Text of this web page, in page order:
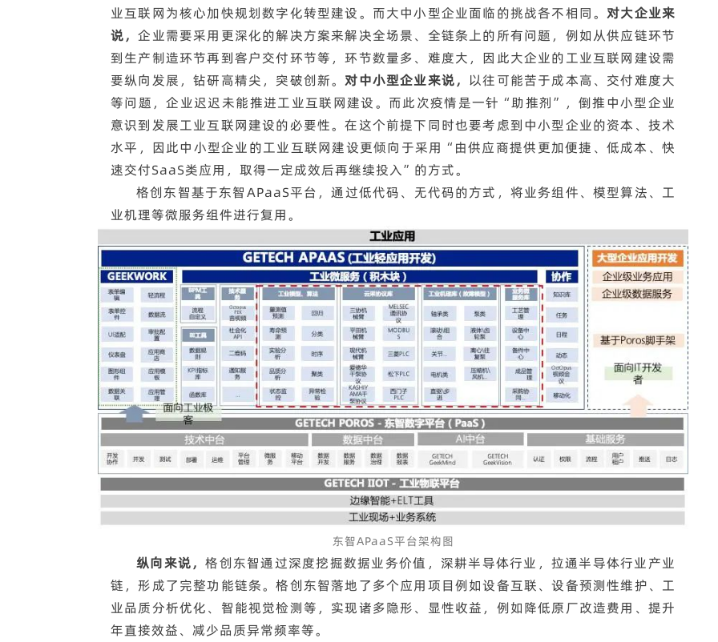
业互联网为核心加快规划数字化转型建设。而大中小型企业面临的挑战各不相同。对大企业来
说，企业需要采用更深化的解决方案来解决全场景、全链条上的所有问题，例如从供应链环节
到生产制造环节再到客户交付环节等，环节数量多、难度大，因此大企业的工业互联网建设需
要纵向发展，钻研高精尖，突破创新。对中小型企业来说， 以往可能苦于成本高、交付难度大
等问题，企业迟迟未能推进工业互联网建设。而此次疫情是一针“助推剂”，倒推中小型企业
意识到发展工业互联网建设的必要性。在这个前提下同时也要考虑到中小型企业的资本、技术
水平，因此中小型企业的工业互联网建设更倾向于采用“由供应商提供更加便捷、低成本、快
速交付SaaS类应用，取得一定成效后再继续投入”的方式。
格创东智基于东智APaaS平台，通过低代码、无代码的方式，将业务组件、模型算法、工
业机理等微服务组件进行复用。
东智APaaS平台架构图
纵向来说，格创东智通过深度挖掘数据业务价值，深耕半导体行业，拉通半导体行业产业
链，形成了完整功能链条。格创东智落地了多个应用项目例如设备互联、设备预测性维护、工
业品质分析优化、智能视觉检测等，实现诸多隐形、显性收益，例如降低原厂改造费用、提升
年直接效益、减少品质异常频率等。